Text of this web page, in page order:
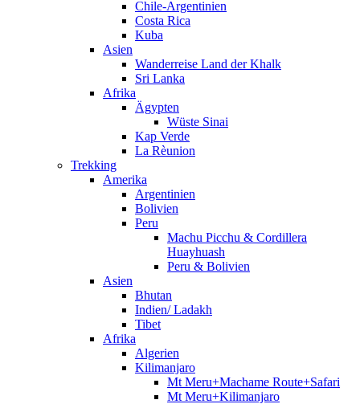
Chile-Argentinien
Costa Rica
Kuba
Asien
Wanderreise Land der Khalk
Sri Lanka
Afrika
Ägypten
Wüste Sinai
Kap Verde
La Rèunion
Trekking
Amerika
Argentinien
Bolivien
Peru
Machu Picchu & Cordillera
Huayhuash
Peru & Bolivien
Asien
Bhutan
Indien/ Ladakh
Tibet
Afrika
Algerien
Kilimanjaro
Mt Meru+Machame Route+Safari
Mt Meru+Kilimanjaro